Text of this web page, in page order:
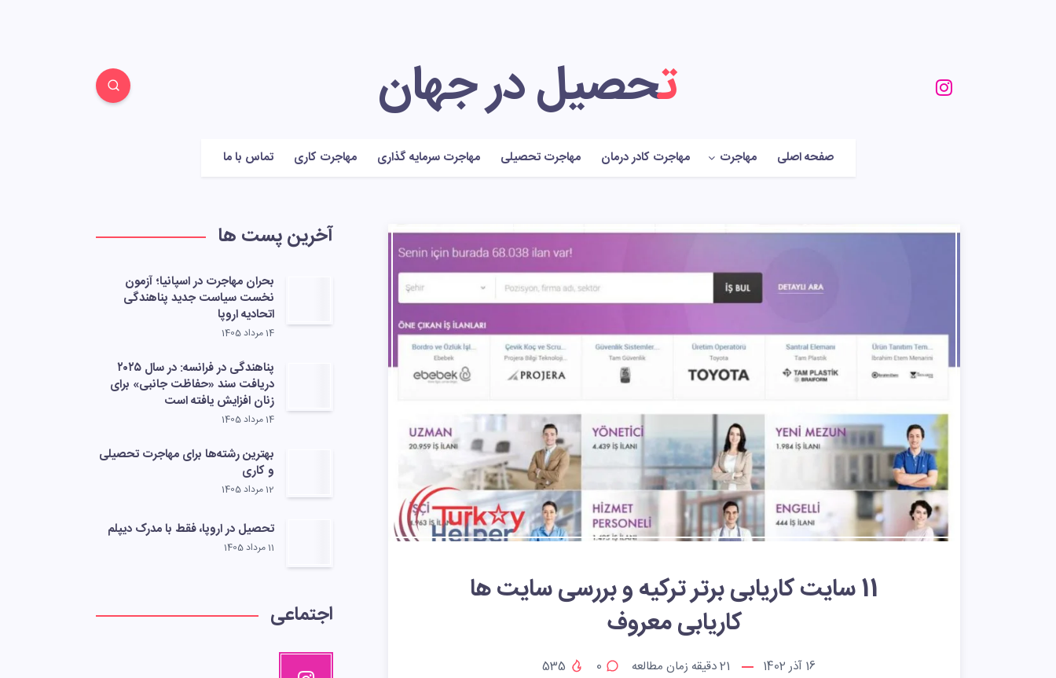
تحصیل در جهان
صفحه اصلی مهاجرت مهاجرت کادر درمان مهاجرت تحصیلی مهاجرت سرمایه گذاری مهاجرت کاری تماس با ما
11 سایت کاریابی برتر ترکیه و بررسی سایت ها
کاریابی معروف
16 آذر 1402 21دقیقه زمان مطالعه 0
آخرین پست ها
بحران مهاجرت در اسپانیا؛ آزمون
نخست سیاست جدید پناهندگی
اتحادیه اروپا
14 مرداد 1405
پناهندگی در فرانسه: در سال ۲۰۲۵
دریافت سند «حفاظت جانبی» برای
زنان افزایش یافته است
14 مرداد 1405
بهترین رشته‌ها برای مهاجرت تحصیلی
و کاری
12 مرداد 1405
تحصیل در اروپا، فقط با مدرک دیپلم
11 مرداد 1405
اجتماعی